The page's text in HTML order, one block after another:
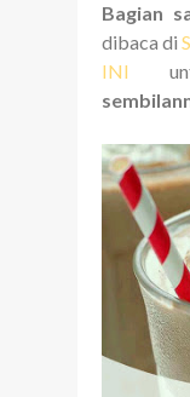
Bagian
dibaca di
INI